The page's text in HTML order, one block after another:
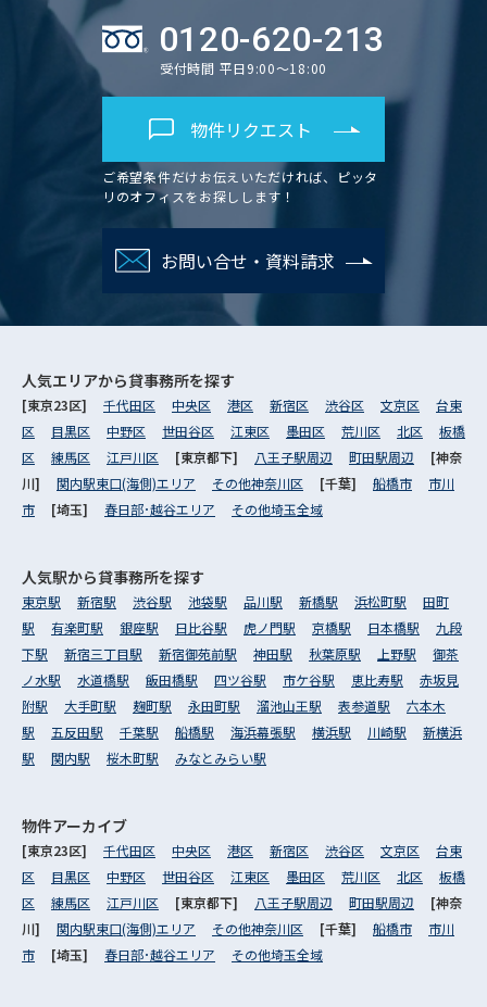
0120-620-213
受付時間 平日9:00～18:00
物件リクエスト
ご希望条件だけお伝えいただければ、ピッタ
リのオフィスをお探しします！
お問い合せ・資料請求
人気エリアから貸事務所を探す
[東京23区] 千代田区 中央区 港区 新宿区 渋谷区 文京区
台東
区
目黒区 中野区 世田谷区 江東区 墨田区 荒川区 北区
板橋
区
練馬区 江戸川区 [東京都下] 八王子駅周辺 町田駅周辺
[神奈
川] 関内駅東口(海側)エリア その他神奈川区 [千葉] 船橋市
市川
市
[埼玉] 春日部･越谷エリア その他埼玉全域
人気駅から貸事務所を探す
東京駅 新宿駅 渋谷駅 池袋駅 品川駅 新橋駅 浜松町駅
田町
駅
有楽町駅 銀座駅 日比谷駅 虎ノ門駅 京橋駅 日本橋駅
九段
下駅
新宿三丁目駅 新宿御苑前駅 神田駅 秋葉原駅 上野駅
御茶
ノ水駅
水道橋駅 飯田橋駅 四ツ谷駅 市ケ谷駅 恵比寿駅
赤坂見
附駅
大手町駅 麹町駅 永田町駅 溜池山王駅 表参道駅
六本木
駅
五反田駅 千葉駅 船橋駅 海浜幕張駅 横浜駅 川崎駅
新横浜
駅
関内駅 桜木町駅 みなとみらい駅
物件アーカイブ
[東京23区] 千代田区 中央区 港区 新宿区 渋谷区 文京区
台東
区
目黒区 中野区 世田谷区 江東区 墨田区 荒川区 北区
板橋
区
練馬区 江戸川区 [東京都下] 八王子駅周辺 町田駅周辺
[神奈
川] 関内駅東口(海側)エリア その他神奈川区 [千葉] 船橋市
市川
市
[埼玉] 春日部･越谷エリア その他埼玉全域